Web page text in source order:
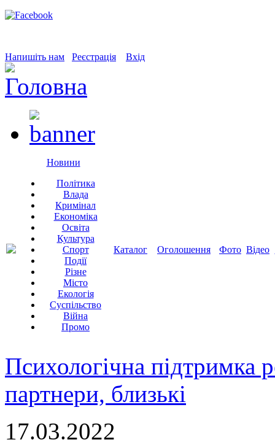
Напишіть нам Реєстрація Вхід
Новини
Політика
Влада
Кримінал
Економіка
Освіта
Культура
Спорт
Події
Різне
Місто
Екологія
Суспільство
Війна
Промо
Каталог Оголошення Фото Відео
Психологічна підтримка
партнери, близькі
17.03.2022